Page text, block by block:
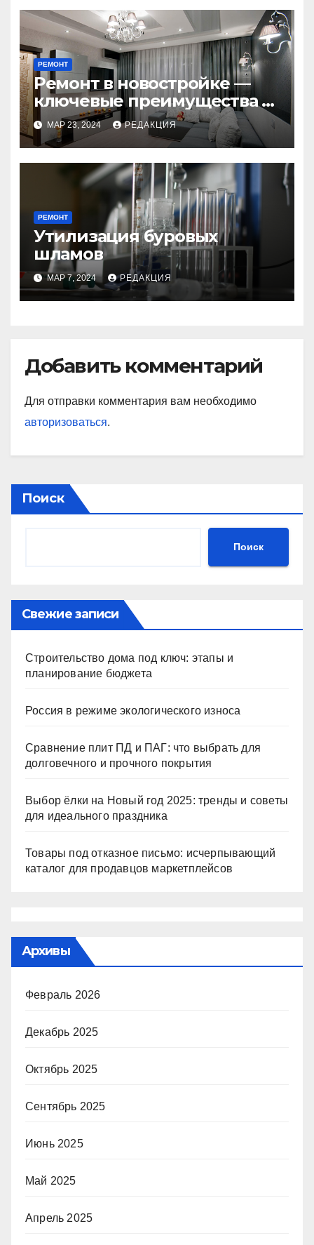
РЕМОНТ
Ремонт в новостройке —
ключевые преимущества и
недостатки под
руководством специалиста
МАР 23, 2024 РЕДАКЦИЯ
РЕМОНТ
Утилизация буровых
шламов
МАР 7, 2024 РЕДАКЦИЯ
Добавить комментарий
Для отправки комментария вам необходимо
авторизоваться.
Поиск
Поиск
Свежие записи
Строительство дома под ключ: этапы и
планирование бюджета
Россия в режиме экологического износа
Сравнение плит ПД и ПАГ: что выбрать для
долговечного и прочного покрытия
Выбор ёлки на Новый год 2025: тренды и советы
для идеального праздника
Товары под отказное письмо: исчерпывающий
каталог для продавцов маркетплейсов
Архивы
Февраль 2026
Декабрь 2025
Октябрь 2025
Сентябрь 2025
Июнь 2025
Май 2025
Апрель 2025